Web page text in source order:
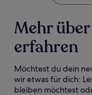
Mehr
erfahren
Möchtest du dein
wir etwas für dich:
bleiben möchtest